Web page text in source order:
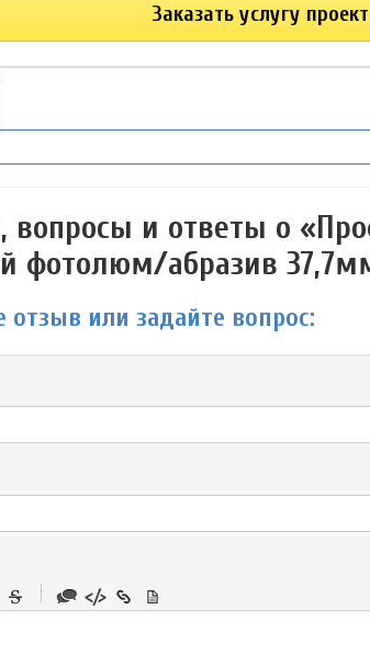
Заказать услугу
вопросы и ответы о
фотолюм/абразив
отзыв или задайте вопрос:
-
-